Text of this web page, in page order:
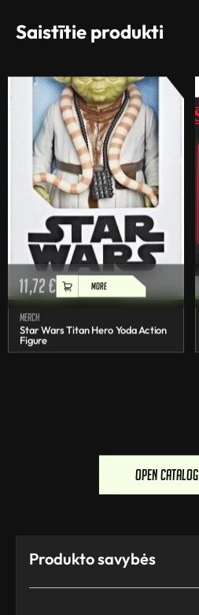
Saistītie produkti
11,72€ MORE
Merch
Star Wars Titan Hero Yoda Action
Figure
open catalog
Produkto savybės